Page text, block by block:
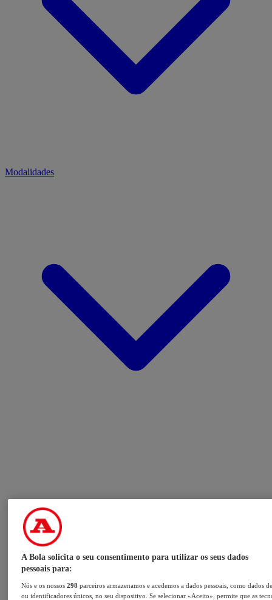
Modalidades
A Bola solicita o seu consentimento para utilizar os seus dados
pessoais para:
Nós e os nossos298 parceiros armazenamos e acedemos a dados pessoais, como dados
ou identificadores únicos, no seu dispositivo. Se selecionar «Aceito», permite que as